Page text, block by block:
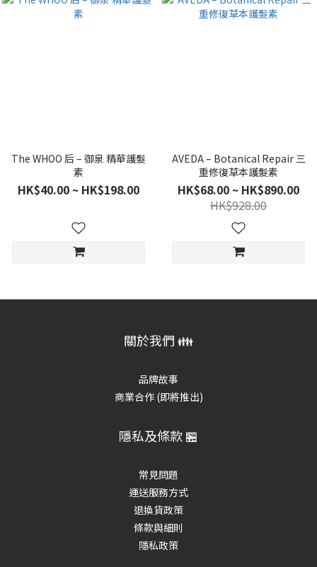
The WHOO 后 – 御泉 精華護髮
素
HK$40.00 ~ HK$198.00
AVEDA – Botanical Repair 三
重修復草本護髮素
HK$68.00 ~ HK$890.00
HK$928.00
關於我們 👪
品牌故事
商業合作 (即將推出)
隱私及條款 🏪
常見問題
運送服務方式
退換貨政策
條款與細則
隱私政策